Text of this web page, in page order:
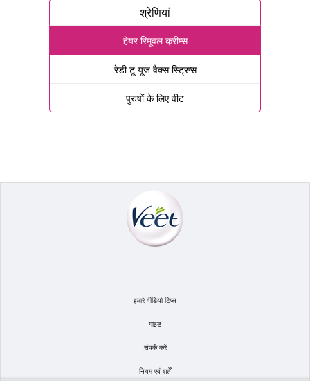
श्रेणियां
हेयर रिमूवल क्रीम्स
रेडी टू यूज वैक्स स्ट्रिप्स
पुरुषों के लिए वीट
हमारे वीडियो टिप्स
गाइड
संपर्क करें
नियम एवं शर्तें